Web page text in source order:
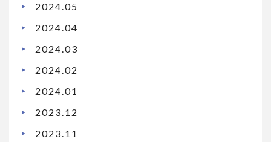
2024.05
2024.04
2024.03
2024.02
2024.01
2023.12
2023.11